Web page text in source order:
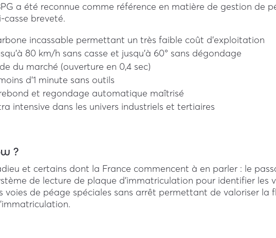
a été reconnue comme référence en matière de gestion de
casse breveté.
incassable permettant un très faible coût d’exploitation
80 km/h sans casse et jusqu’à 60° sans dégondage
du marché (ouverture en 0,4 sec)
d’1 minute sans outils
et regondage automatique maîtrisé
intensive dans les univers industriels et tertiaires
?
et certains dont la France commencent à en parler : le
de lecture de plaque d’immatriculation pour identifier les
voies de péage spéciales sans arrêt permettant de valoriser la